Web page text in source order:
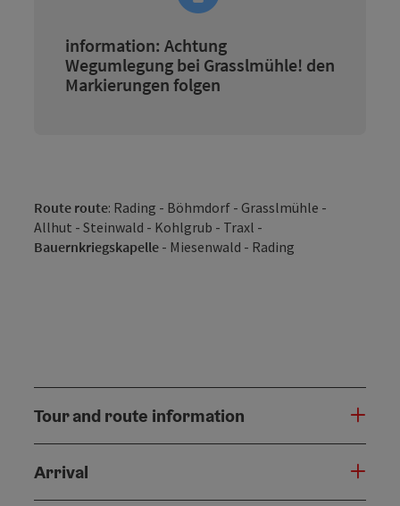
information: Achtung
Wegumlegung bei Grasslmühle! den
Markierungen folgen
Route route: Rading - Böhmdorf - Grasslmühle -
Allhut - Steinwald - Kohlgrub - Traxl -
Bauernkriegskapelle - Miesenwald - Rading
Tour and route information
Arrival